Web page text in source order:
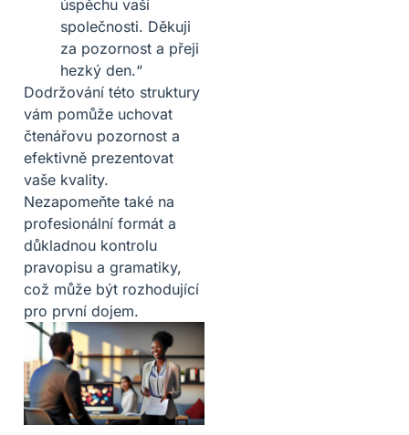
úspěchu vaší
společnosti. Děkuji
za pozornost a přeji
hezký den.“
Dodržování této struktury
vám pomůže uchovat
čtenářovu pozornost a
efektivně prezentovat
vaše kvality.
Nezapomeňte také na
profesionální formát a
důkladnou kontrolu
pravopisu a gramatiky,
což může být rozhodující
pro první dojem.